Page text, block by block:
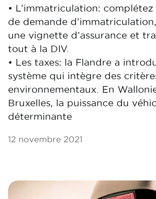
• L’immatriculation:
de demande
une vignette d’assurance et
tout à la DIV.
• Les taxes: la Flandre a
système qui intègre des
environnementaux. En
Bruxelles, la puissance du
déterminante
12 novembre 2021